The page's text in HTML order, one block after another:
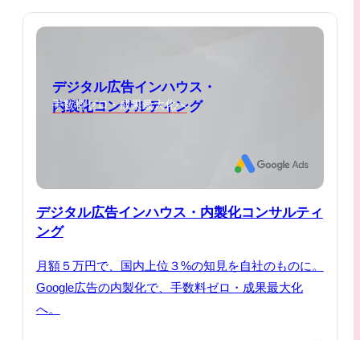
デジタル広告インハウス・
内製化コンサルティング
手数料ゼロ・成果最大化へ
デジタル広告インハウス・内製化コンサルティ
ング
月額５万円で、国内上位３%の知見を自社のものに。
Google広告の内製化で、手数料ゼロ・成果最大化
へ。